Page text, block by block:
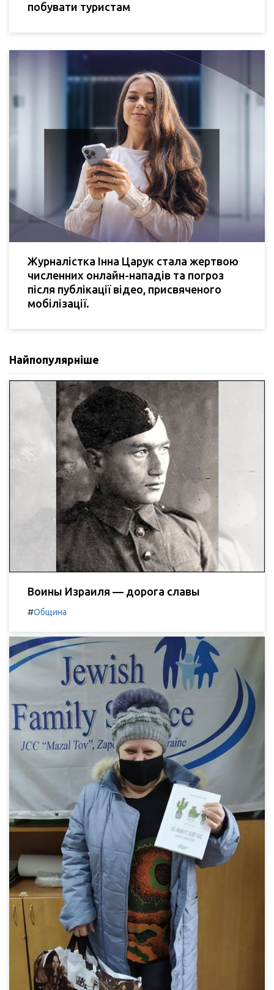
побувати туристам
Журналістка Інна Царук стала жертвою
численних онлайн-нападів та погроз
після публікації відео, присвяченого
мобілізації.
Найпопулярніше
Воины Израиля — дорога славы
#Община